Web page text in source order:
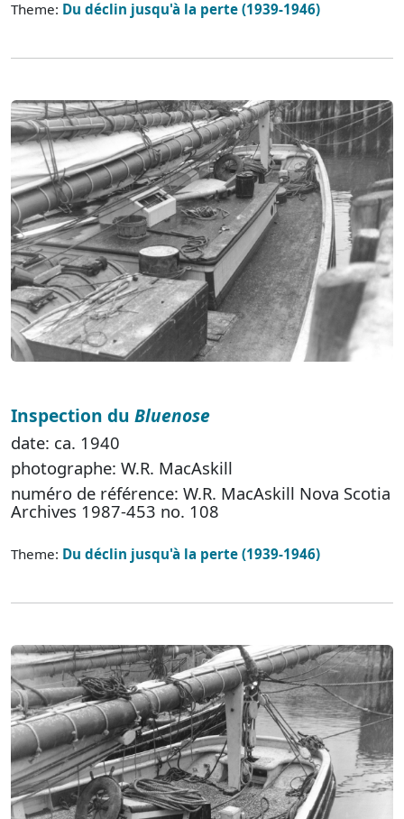
Theme: Du déclin jusqu'à la perte (1939-1946)
Inspection du Bluenose
date: ca. 1940
photographe: W.R. MacAskill
numéro de référence: W.R. MacAskill Nova Scotia
Archives 1987-453 no. 108
Theme: Du déclin jusqu'à la perte (1939-1946)